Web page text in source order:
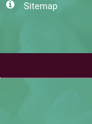
Sitemap